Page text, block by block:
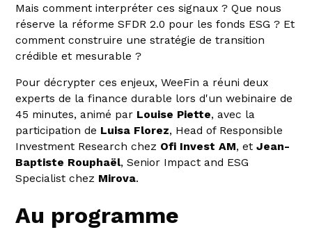
Mais comment interpréter ces signaux ? Que nous
réserve la réforme SFDR 2.0 pour les fonds ESG ? Et
comment construire une stratégie de transition
crédible et mesurable ?
Pour décrypter ces enjeux, WeeFin a réuni deux
experts de la finance durable lors d'un webinaire de
45 minutes, animé par Louise Piette, avec la
participation de Luisa Florez, Head of Responsible
Investment Research chez Ofi Invest AM, etJean-
Baptiste Rouphaël, Senior Impact and ESG
Specialist chez Mirova.
Au programme